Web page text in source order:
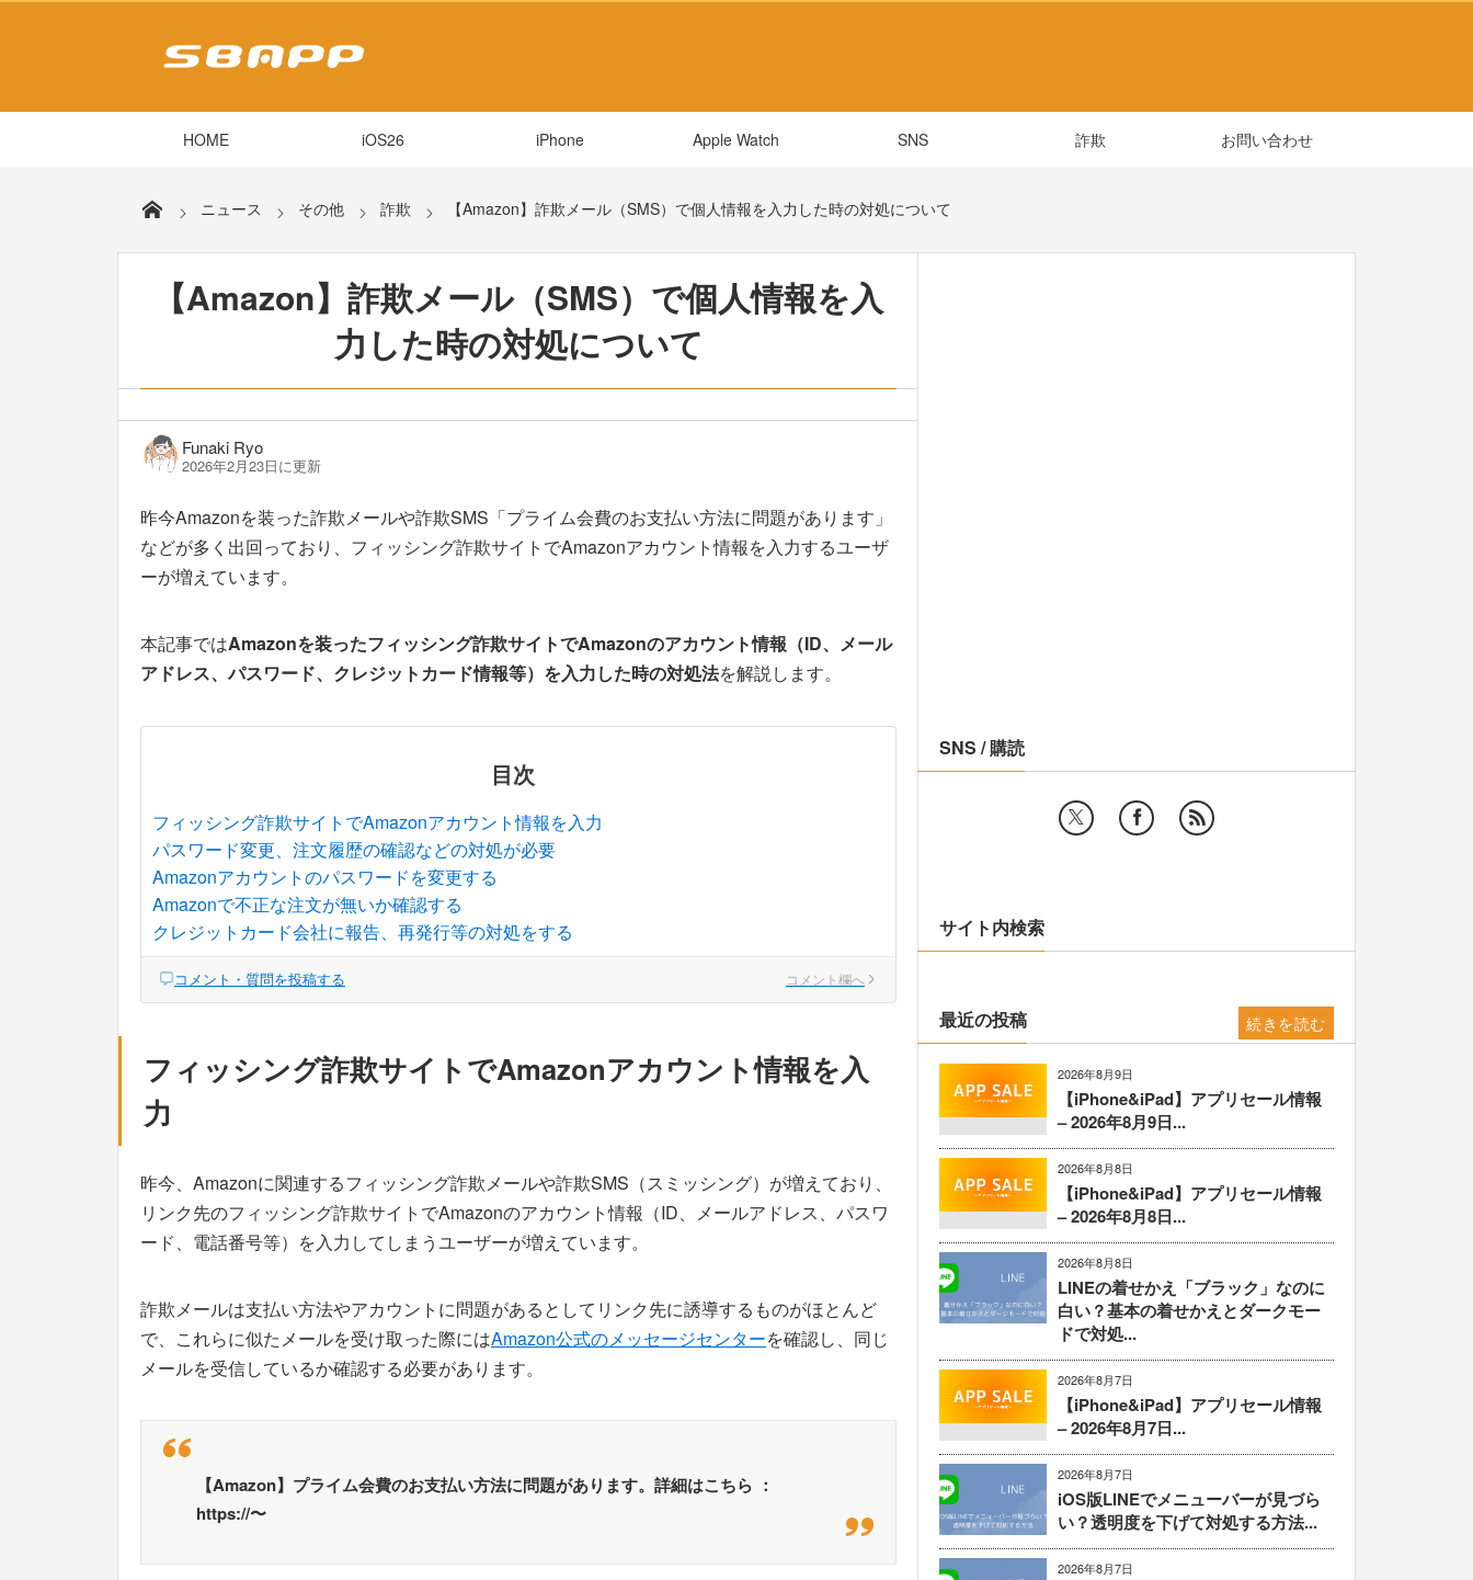
HOME iOS26 iPhone Apple Watch SNS 詐欺 お問い合わせ
ニュース その他 詐欺 【Amazon】詐欺メール（SMS）で個人情報を入力した時の対処について
【Amazon】詐欺メール（SMS）で個人情報を入
力した時の対処について
Funaki Ryo
2026年2月23日に更新
昨今Amazonを装った詐欺メールや詐欺SMS「プライム会費のお支払い方法に問題があります」
などが多く出回っており、フィッシング詐欺サイトでAmazonアカウント情報を入力するユーザ
ーが増えています。
本記事ではAmazonを装ったフィッシング詐欺サイトでAmazonのアカウント情報（ID、メール
アドレス、パスワード、クレジットカード情報等）を入力した時の対処法を解説します。
目次
フィッシング詐欺サイトでAmazonアカウント情報を入力
パスワード変更、注文履歴の確認などの対処が必要
Amazonアカウントのパスワードを変更する
Amazonで不正な注文が無いか確認する
クレジットカード会社に報告、再発行等の対処をする
コメント・質問を投稿する コメント欄へ
フィッシング詐欺サイトでAmazonアカウント情報を入
力
昨今、Amazonに関連するフィッシング詐欺メールや詐欺SMS（スミッシング）が増えており、
リンク先のフィッシング詐欺サイトでAmazonのアカウント情報（ID、メールアドレス、パスワ
ード、電話番号等）を入力してしまうユーザーが増えています。
詐欺メールは支払い方法やアカウントに問題があるとしてリンク先に誘導するものがほとんど
で、これらに似たメールを受け取った際にはAmazon公式のメッセージセンターを確認し、同じ
メールを受信しているか確認する必要があります。
【Amazon】プライム会費のお支払い方法に問題があります。詳細はこちら ：
https://〜
SNS / 購読
サイト内検索
最近の投稿
2026年8月9日
【iPhone&iPad】アプリセール情報
– 2026年8月9日...
2026年8月8日
【iPhone&iPad】アプリセール情報
– 2026年8月8日...
2026年8月8日
LINEの着せかえ「ブラック」なのに
白い？基本の着せかえとダークモー
ドで対処...
2026年8月7日
【iPhone&iPad】アプリセール情報
– 2026年8月7日...
2026年8月7日
iOS版LINEでメニューバーが見づら
い？透明度を下げて対処する方法...
2026年8月7日
続きを読む